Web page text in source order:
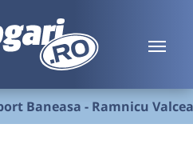
Baneasa - Ramnicu